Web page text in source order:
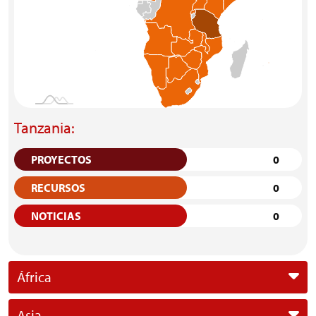
Tanzania:
PROYECTOS
0
RECURSOS
0
NOTICIAS
0
África